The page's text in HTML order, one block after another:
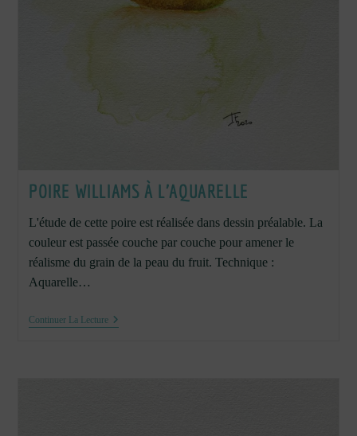
POIRE WILLIAMS À L’AQUARELLE
L'étude de cette poire est réalisée dans dessin préalable. La
couleur est passée couche par couche pour amener le
réalisme du grain de la peau du fruit. Technique :
Aquarelle…
Continuer La LecturePoire